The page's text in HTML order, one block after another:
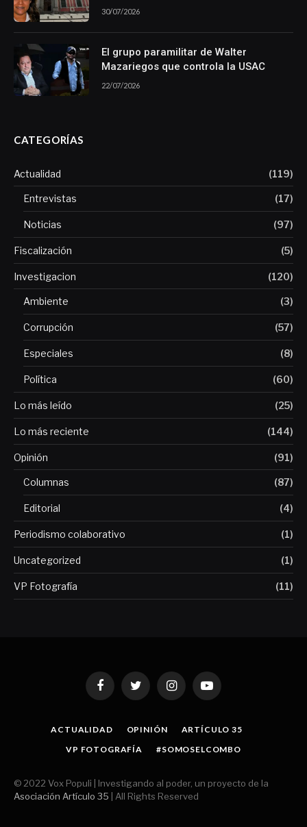
30/07/2026
El grupo paramilitar de Walter
Mazariegos que controla la USAC
22/07/2026
CATEGORÍAS
Actualidad (119)
Entrevistas (17)
Noticias (97)
Fiscalización (5)
Investigacion (120)
Ambiente (3)
Corrupción (57)
Especiales (8)
Política (60)
Lo más leído (25)
Lo más reciente (144)
Opinión (91)
Columnas (87)
Editorial (4)
Periodismo colaborativo (1)
Uncategorized (1)
VP Fotografía (11)
FacebookTwitter InstagramYouTube
ACTUALIDAD OPINIÓN
ARTÍCULO 35
VP FOTOGRAFÍA
#SOMOSELCOMBO
© 2022 Vox Populi | Investigando al poder, un proyecto de la
Asociación Artículo 35 | All Rights Reserved